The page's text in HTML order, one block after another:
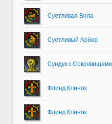
Суетливая Вила
Суетливый Арбор
Сундук с Сокровищами
Флинд Клинок
Флинд Клинок